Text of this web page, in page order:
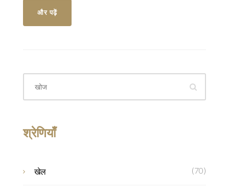
90210' में ब्रेंडा वॉल्श की भूमिका के लिए प्रसिद्ध हुईं।
और पढ़ें
श्रेणियाँ
खेल (70)